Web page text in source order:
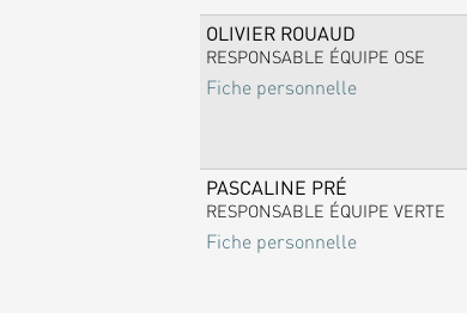
OLIVIER ROUAUD
RESPONSABLE ÉQUIPE OSE
Fiche personnelle
PASCALINE PRÉ
RESPONSABLE ÉQUIPE VERTE
Fiche personnelle